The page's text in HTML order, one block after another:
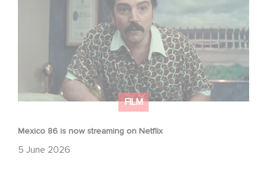
FILM
Mexico 86 is now streaming on Netflix
5 June 2026